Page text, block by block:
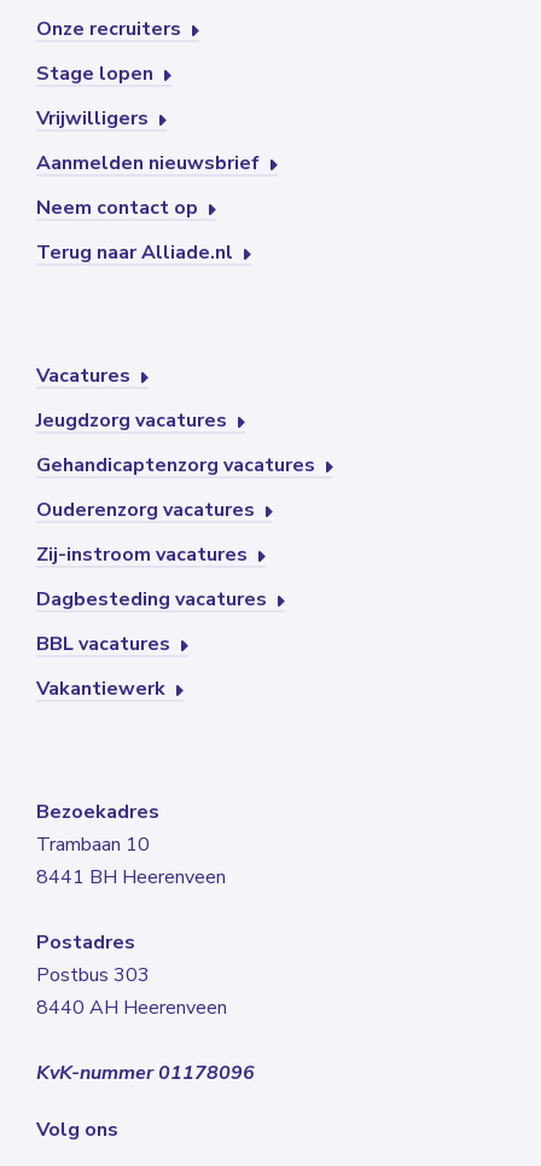
Onze recruiters
Stage lopen
Vrijwilligers
Aanmelden nieuwsbrief
Neem contact op
Terug naar Alliade.nl
Vacatures
Jeugdzorg vacatures
Gehandicaptenzorg vacatures
Ouderenzorg vacatures
Zij-instroom vacatures
Dagbesteding vacatures
BBL vacatures
Vakantiewerk
Bezoekadres
Trambaan 10
8441 BH Heerenveen
Postadres
Postbus 303
8440 AH Heerenveen
KvK-nummer 01178096
Volg ons